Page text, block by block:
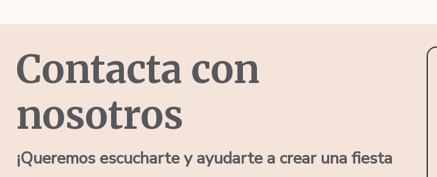
Contacta con
nosotros
¡Queremos escucharte y ayudarte a crear una fiesta